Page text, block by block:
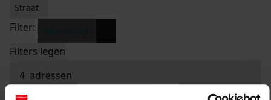
Straat
Filter:
Filters legen
4 adressen
sorteren op: